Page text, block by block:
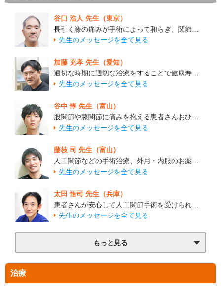
谷口 浩人 先生（東京）
長引く膝の痛みが手術によって和らぎ、関節…
先生のメッセージを全て見る
加藤 充孝 先生（愛知）
適切な時期に適切な治療をすることで健康寿…
先生のメッセージを全て見る
谷中 惇 先生（富山）
股関節や膝関節に痛みを抱える患者さんおひ…
先生のメッセージを全て見る
藤枝 司 先生（富山）
人工関節などの手術治療、外用・内服のお薬…
先生のメッセージを全て見る
太田 悟司 先生（兵庫）
患者さんが安心して人工関節手術を受けられ…
先生のメッセージを全て見る
もっと見る
治療